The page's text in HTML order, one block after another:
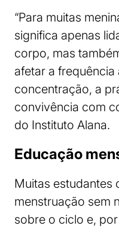
“Para muitas
significa apenas
corpo, mas
afetar a frequência
concentração, a
convivência com
do Instituto Alana.
Educação
Muitas estudantes
menstruação sem
sobre o ciclo e,